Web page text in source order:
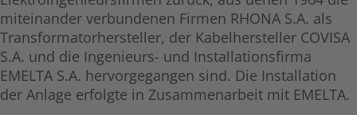
miteinander verbundenen Firmen RHONA S.A. als
Transformatorhersteller, der Kabelhersteller COVISA
S.A. und die Ingenieurs- und Installationsfirma
EMELTA S.A. hervorgegangen sind. Die Installation
der Anlage erfolgte in Zusammenarbeit mit EMELTA.